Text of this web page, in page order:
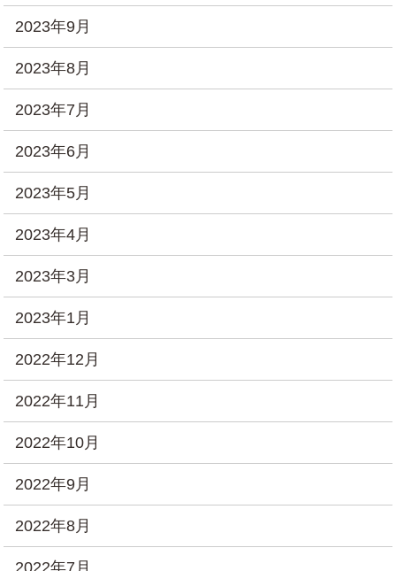
2023年9月
2023年8月
2023年7月
2023年6月
2023年5月
2023年4月
2023年3月
2023年1月
2022年12月
2022年11月
2022年10月
2022年9月
2022年8月
2022年7月